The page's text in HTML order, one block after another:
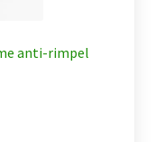
anti-rimpel